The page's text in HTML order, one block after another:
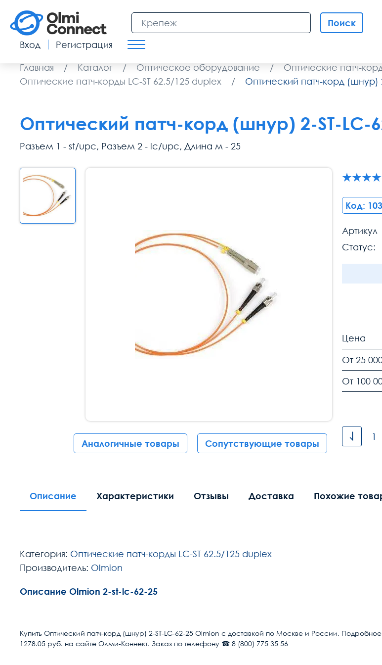
Поиск
Вход Регистрация
Главная / Каталог / Оптическое оборудование / Оптические патч-
Оптические патч-корды LC-ST 62.5/125 duplex
/ Оптический патч-корд (шнур)
Оптический патч-корд (шнур) 2-ST-LC-
Разъем 1 - st/upc, Разъем 2 - lc/upc, Длина м - 25
Аналогичные товары Сопутствующие товары
Код:
Артикул
Статус:
Цена
От 25
От 100
Описание Характеристики Отзывы Доставка Похожие
Категория: Оптические патч-корды LC-ST 62.5/125 duplex
Производитель: Olmion
Описание Olmion 2-st-lc-62-25
Разъем 1 ST/UPC
Условия доставки
Купить Оптический патч-корд (шнур) 2-ST-LC-62-25 Olmion с доставкой по Москве и России.
1278.05 руб. на сайте Олми-Коннект. Заказ по телефону ☎ 8 (800) 775 35 56